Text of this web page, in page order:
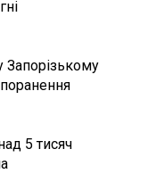
Запорізькому
5 тисяч